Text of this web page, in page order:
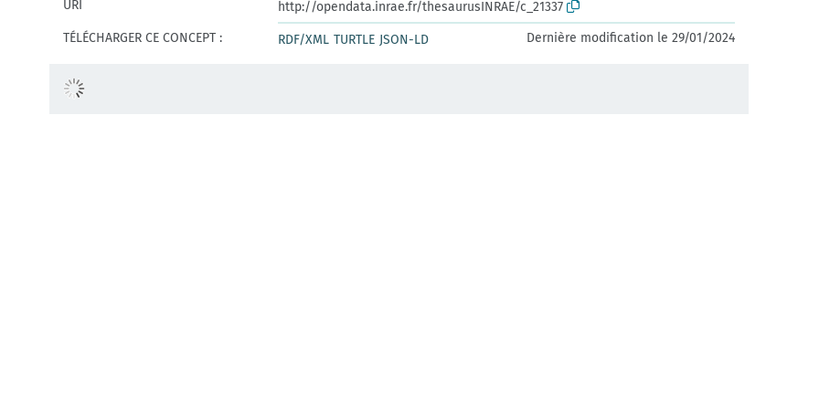
URI
http://opendata.inrae.fr/thesaurusINRAE/c_21337
TÉLÉCHARGER CE CONCEPT :
RDF/XML TURTLE JSON-LD Dernière modification le 29/01/2024